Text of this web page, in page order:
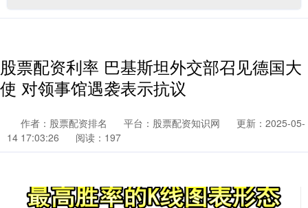
股票配资利率 巴基斯坦外交部召见德国大
使 对领事馆遇袭表示抗议
作者：股票配资排名 平台：股票配资知识网
更新：2025-05-
14 17:03:26
阅读：197